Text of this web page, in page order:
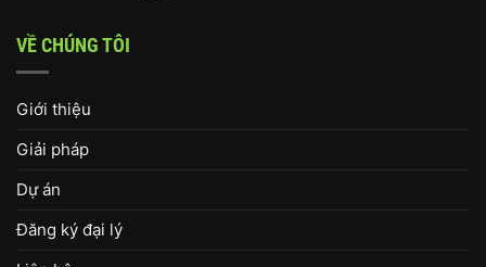
VỀ CHÚNG TÔI
Giới thiệu
Giải pháp
Dự án
Đăng ký đại lý